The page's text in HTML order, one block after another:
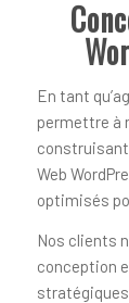
En tant
permettre à
Web
optimisés
Nos clients
conception